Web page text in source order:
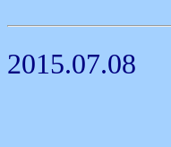
2015.07.08